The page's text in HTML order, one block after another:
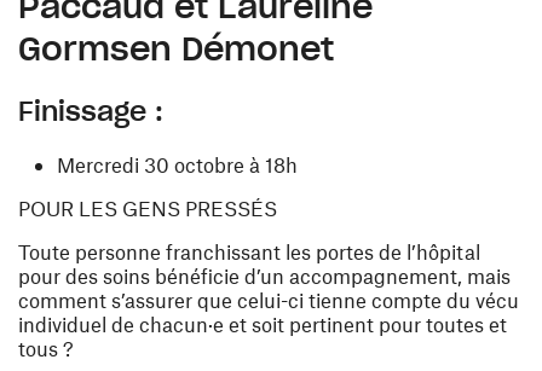
Gormsen Démonet
Finissage :
Mercredi 30 octobre à 18h
POUR LES GENS PRESSÉS
Toute personne franchissant les portes de l’hôpital
pour des soins bénéficie d’un accompagnement, mais
comment s’assurer que celui-ci tienne compte du vécu
individuel de chacun·e et soit pertinent pour toutes et
tous ?